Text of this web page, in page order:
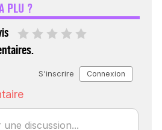
PLU ?
ÉCHO : DES IMAGES
POUR TOUTES LES